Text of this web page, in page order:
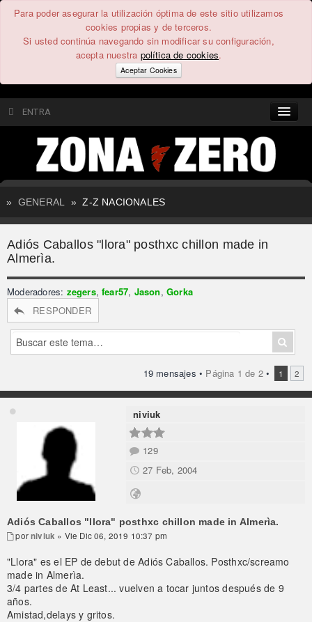
Para poder asegurar la utilización óptima de este sitio utilizamos
cookies propias y de terceros.
Si usted continúa navegando sin modificar su configuración,
acepta nuestra política de cookies.
Aceptar Cookies
ENTRA
CONTENIDO
COMUNIDAD
FOROS
» GENERAL » Z-Z NACIONALES
Adiós Caballos "llora" posthxc chillon made in
Almerìa.
Moderadores: zegers,fear57, Jason,Gorka
RESPONDER
19 mensajes • Página 1 de 2 • 1 2
niviuk
129
27 Feb, 2004
Adiós Caballos "llora" posthxc chillon made in Almerìa.
porniviuk » Vie Dic 06, 2019 10:37 pm
"Llora" es el EP de debut de Adiós Caballos. Posthxc/screamo
made in Almerìa.
3/4 partes de At Least... vuelven a tocar juntos después de 9
años.
Amistad,delays y gritos.